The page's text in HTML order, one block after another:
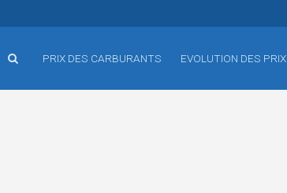
PRIX DES CARBURANTS EVOLUTION DES PRIX